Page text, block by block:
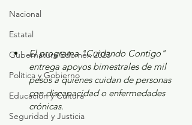
Nacional
Estatal
Gubernatura Edoméx 2023
Política y Gobierno
Educación y Cultura
Seguridad y Justicia
El programa "Cuidando Contigo"
entrega apoyos bimestrales de mil
pesos a quienes cuidan de personas
con discapacidad o enfermedades
crónicas.